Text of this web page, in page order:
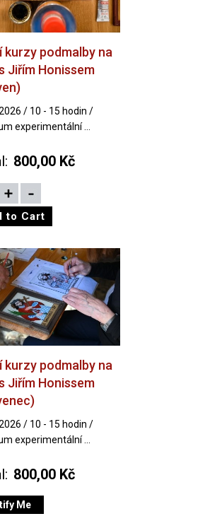
kurzy podmalby na
Jiřím Honissem
/ 10 - 15 hodin /
experimentální ...
800,00 Kč
kurzy podmalby na
Jiřím Honissem
/ 10 - 15 hodin /
experimentální ...
800,00 Kč
Me